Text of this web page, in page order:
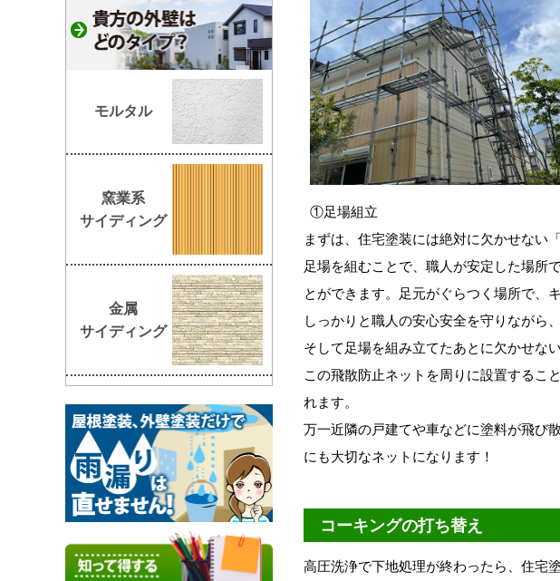
①足場組立
まずは、住宅塗装には絶対に欠かせない
足場を組むことで、職人が安定した場所
とができます。足元がぐらつく場所で、
しっかりと職人の安心安全を守りながら
そして足場を組み立てたあとに欠かせな
この飛散防止ネットを周りに設置するこ
れます。
万一近隣の戸建てや車などに塗料が飛び
にも大切なネットになります！
コーキングの打ち替え
高圧洗浄で下地処理が終わったら、住宅
モルタル
窯業系
サイディング
金属
サイディング